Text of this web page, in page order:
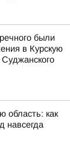
были
в Курскую
область: как
навсегда